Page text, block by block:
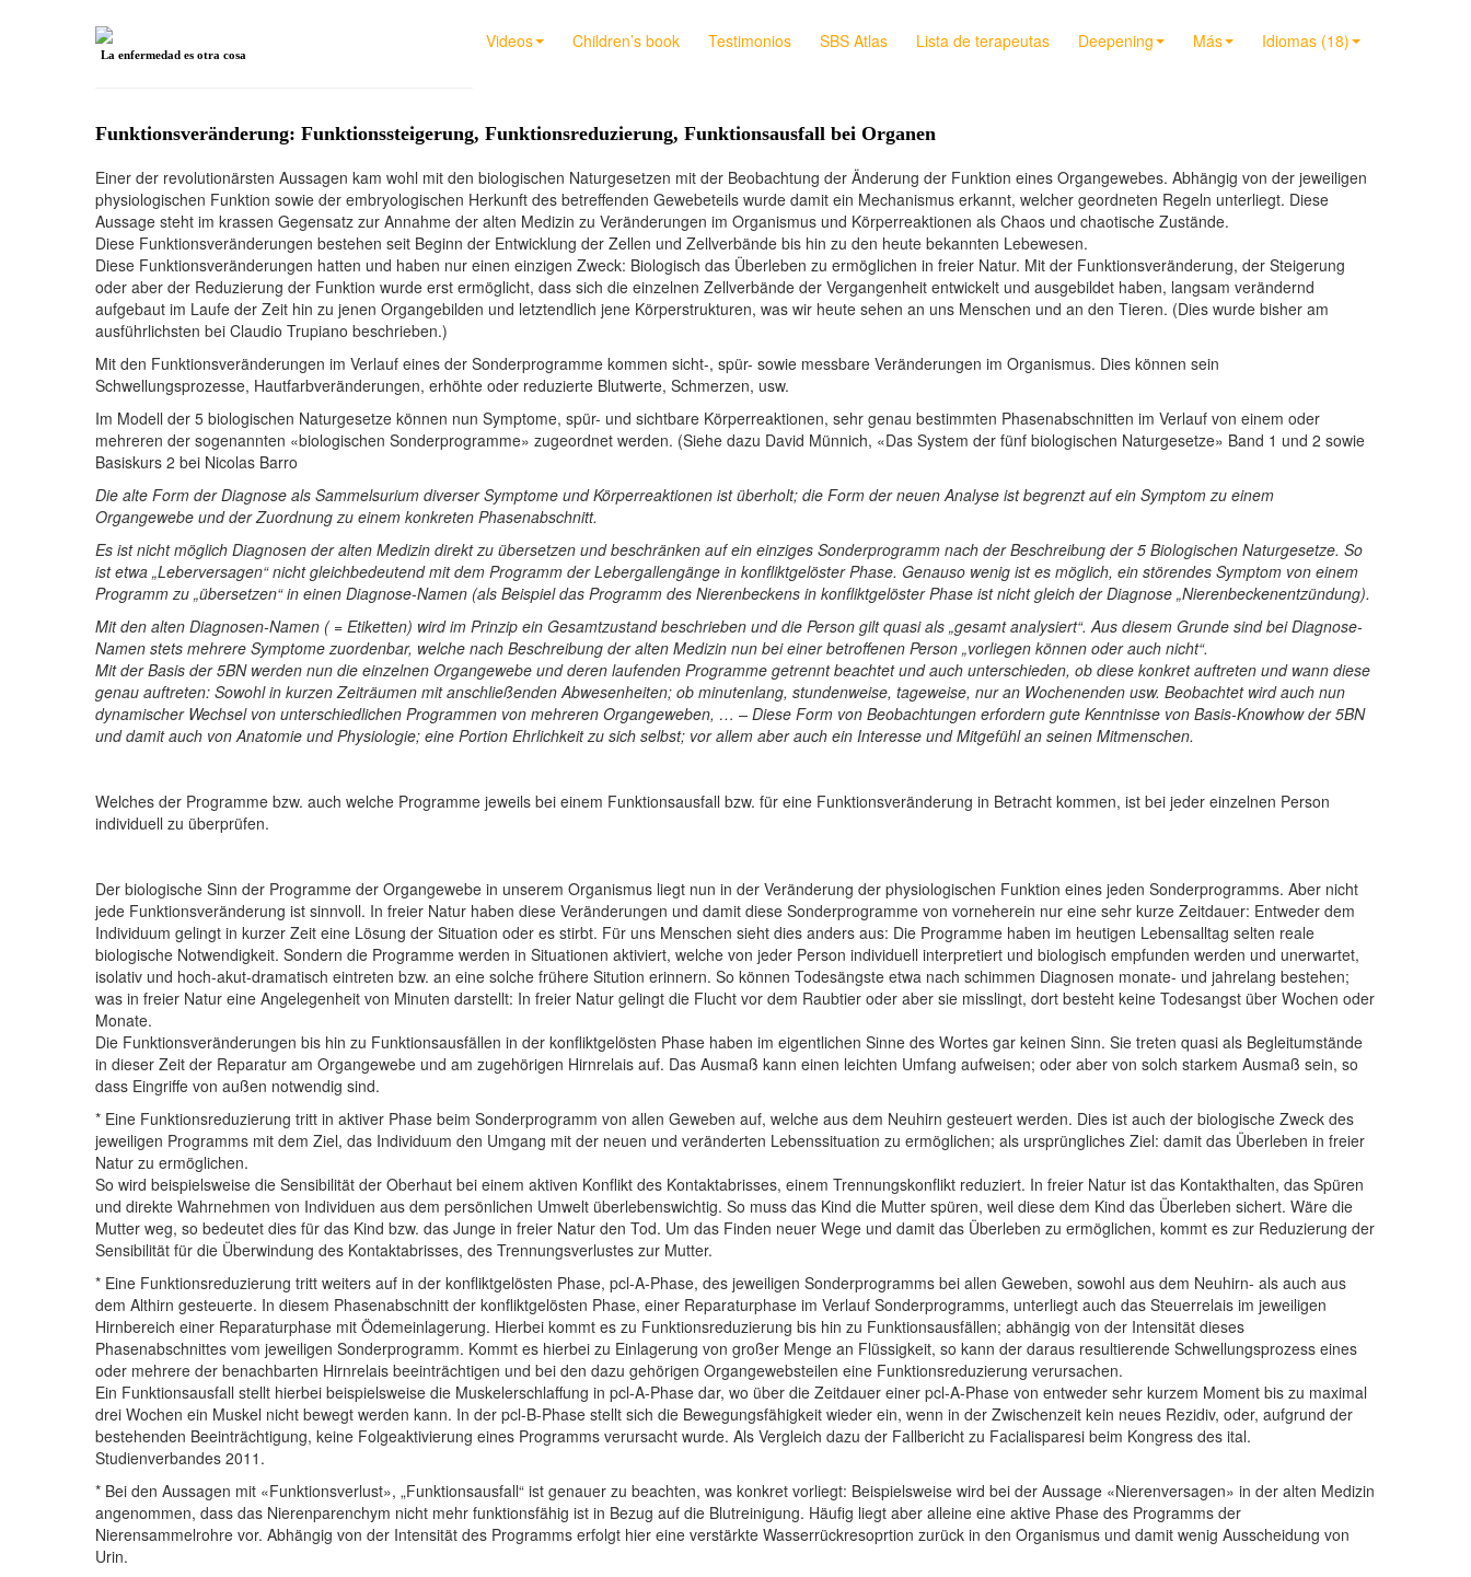
Videos Children’s book Testimonios SBS Atlas Lista de terapeutas Deepening Más Idiomas (18)
La enfermedad es otra cosa
Funktionsveränderung: Funktionssteigerung, Funktionsreduzierung, Funktionsausfall bei Organen
Einer der revolutionärsten Aussagen kam wohl mit den biologischen Naturgesetzen mit der Beobachtung der Änderung der Funktion eines Organgewebes. Abhängig von der jeweiligen
physiologischen Funktion sowie der embryologischen Herkunft des betreffenden Gewebeteils wurde damit ein Mechanismus erkannt, welcher geordneten Regeln unterliegt. Diese
Aussage steht im krassen Gegensatz zur Annahme der alten Medizin zu Veränderungen im Organismus und Körperreaktionen als Chaos und chaotische Zustände.
Diese Funktionsveränderungen bestehen seit Beginn der Entwicklung der Zellen und Zellverbände bis hin zu den heute bekannten Lebewesen.
Diese Funktionsveränderungen hatten und haben nur einen einzigen Zweck: Biologisch das Überleben zu ermöglichen in freier Natur. Mit der Funktionsveränderung, der Steigerung
oder aber der Reduzierung der Funktion wurde erst ermöglicht, dass sich die einzelnen Zellverbände der Vergangenheit entwickelt und ausgebildet haben, langsam verändernd
aufgebaut im Laufe der Zeit hin zu jenen Organgebilden und letztendlich jene Körperstrukturen, was wir heute sehen an uns Menschen und an den Tieren. (Dies wurde bisher am
ausführlichsten bei Claudio Trupiano beschrieben.)
Mit den Funktionsveränderungen im Verlauf eines der Sonderprogramme kommen sicht-, spür- sowie messbare Veränderungen im Organismus. Dies können sein
Schwellungsprozesse, Hautfarbveränderungen, erhöhte oder reduzierte Blutwerte, Schmerzen, usw.
Im Modell der 5 biologischen Naturgesetze können nun Symptome, spür- und sichtbare Körperreaktionen, sehr genau bestimmten Phasenabschnitten im Verlauf von einem oder
mehreren der sogenannten «biologischen Sonderprogramme» zugeordnet werden. (Siehe dazu David Münnich, «Das System der fünf biologischen Naturgesetze» Band 1 und 2 sowie
Basiskurs 2 bei Nicolas Barro
Die alte Form der Diagnose als Sammelsurium diverser Symptome und Körperreaktionen ist überholt; die Form der neuen Analyse ist begrenzt auf ein Symptom zu einem
Organgewebe und der Zuordnung zu einem konkreten Phasenabschnitt.
Es ist nicht möglich Diagnosen der alten Medizin direkt zu übersetzen und beschränken auf ein einziges Sonderprogramm nach der Beschreibung der 5 Biologischen Naturgesetze. So
ist etwa „Leberversagen“ nicht gleichbedeutend mit dem Programm der Lebergallengänge in konfliktgelöster Phase. Genauso wenig ist es möglich, ein störendes Symptom von einem
Programm zu „übersetzen“ in einen Diagnose-Namen (als Beispiel das Programm des Nierenbeckens in konfliktgelöster Phase ist nicht gleich der Diagnose „Nierenbeckenentzündung).
Mit den alten Diagnosen-Namen ( = Etiketten) wird im Prinzip ein Gesamtzustand beschrieben und die Person gilt quasi als „gesamt analysiert“. Aus diesem Grunde sind bei Diagnose-
Namen stets mehrere Symptome zuordenbar, welche nach Beschreibung der alten Medizin nun bei einer betroffenen Person „vorliegen können oder auch nicht“.
Mit der Basis der 5BN werden nun die einzelnen Organgewebe und deren laufenden Programme getrennt beachtet und auch unterschieden, ob diese konkret auftreten und wann diese
genau auftreten: Sowohl in kurzen Zeiträumen mit anschließenden Abwesenheiten; ob minutenlang, stundenweise, tageweise, nur an Wochenenden usw. Beobachtet wird auch nun
dynamischer Wechsel von unterschiedlichen Programmen von mehreren Organgeweben, … – Diese Form von Beobachtungen erfordern gute Kenntnisse von Basis-Knowhow der 5BN
und damit auch von Anatomie und Physiologie; eine Portion Ehrlichkeit zu sich selbst; vor allem aber auch ein Interesse und Mitgefühl an seinen Mitmenschen.
Welches der Programme bzw. auch welche Programme jeweils bei einem Funktionsausfall bzw. für eine Funktionsveränderung in Betracht kommen, ist bei jeder einzelnen Person
individuell zu überprüfen.
Der biologische Sinn der Programme der Organgewebe in unserem Organismus liegt nun in der Veränderung der physiologischen Funktion eines jeden Sonderprogramms. Aber nicht
jede Funktionsveränderung ist sinnvoll. In freier Natur haben diese Veränderungen und damit diese Sonderprogramme von vorneherein nur eine sehr kurze Zeitdauer: Entweder dem
Individuum gelingt in kurzer Zeit eine Lösung der Situation oder es stirbt. Für uns Menschen sieht dies anders aus: Die Programme haben im heutigen Lebensalltag selten reale
biologische Notwendigkeit. Sondern die Programme werden in Situationen aktiviert, welche von jeder Person individuell interpretiert und biologisch empfunden werden und unerwartet,
isolativ und hoch-akut-dramatisch eintreten bzw. an eine solche frühere Sitution erinnern. So können Todesängste etwa nach schimmen Diagnosen monate- und jahrelang bestehen;
was in freier Natur eine Angelegenheit von Minuten darstellt: In freier Natur gelingt die Flucht vor dem Raubtier oder aber sie misslingt, dort besteht keine Todesangst über Wochen oder
Monate.
Die Funktionsveränderungen bis hin zu Funktionsausfällen in der konfliktgelösten Phase haben im eigentlichen Sinne des Wortes gar keinen Sinn. Sie treten quasi als Begleitumstände
in dieser Zeit der Reparatur am Organgewebe und am zugehörigen Hirnrelais auf. Das Ausmaß kann einen leichten Umfang aufweisen; oder aber von solch starkem Ausmaß sein, so
dass Eingriffe von außen notwendig sind.
* Eine Funktionsreduzierung tritt in aktiver Phase beim Sonderprogramm von allen Geweben auf, welche aus dem Neuhirn gesteuert werden. Dies ist auch der biologische Zweck des
jeweiligen Programms mit dem Ziel, das Individuum den Umgang mit der neuen und veränderten Lebenssituation zu ermöglichen; als ursprüngliches Ziel: damit das Überleben in freier
Natur zu ermöglichen.
So wird beispielsweise die Sensibilität der Oberhaut bei einem aktiven Konflikt des Kontaktabrisses, einem Trennungskonflikt reduziert. In freier Natur ist das Kontakthalten, das Spüren
und direkte Wahrnehmen von Individuen aus dem persönlichen Umwelt überlebenswichtig. So muss das Kind die Mutter spüren, weil diese dem Kind das Überleben sichert. Wäre die
Mutter weg, so bedeutet dies für das Kind bzw. das Junge in freier Natur den Tod. Um das Finden neuer Wege und damit das Überleben zu ermöglichen, kommt es zur Reduzierung der
Sensibilität für die Überwindung des Kontaktabrisses, des Trennungsverlustes zur Mutter.
* Eine Funktionsreduzierung tritt weiters auf in der konfliktgelösten Phase, pcl-A-Phase, des jeweiligen Sonderprogramms bei allen Geweben, sowohl aus dem Neuhirn- als auch aus
dem Althirn gesteuerte. In diesem Phasenabschnitt der konfliktgelösten Phase, einer Reparaturphase im Verlauf Sonderprogramms, unterliegt auch das Steuerrelais im jeweiligen
Hirnbereich einer Reparaturphase mit Ödemeinlagerung. Hierbei kommt es zu Funktionsreduzierung bis hin zu Funktionsausfällen; abhängig von der Intensität dieses
Phasenabschnittes vom jeweiligen Sonderprogramm. Kommt es hierbei zu Einlagerung von großer Menge an Flüssigkeit, so kann der daraus resultierende Schwellungsprozess eines
oder mehrere der benachbarten Hirnrelais beeinträchtigen und bei den dazu gehörigen Organgewebsteilen eine Funktionsreduzierung verursachen.
Ein Funktionsausfall stellt hierbei beispielsweise die Muskelerschlaffung in pcl-A-Phase dar, wo über die Zeitdauer einer pcl-A-Phase von entweder sehr kurzem Moment bis zu maximal
drei Wochen ein Muskel nicht bewegt werden kann. In der pcl-B-Phase stellt sich die Bewegungsfähigkeit wieder ein, wenn in der Zwischenzeit kein neues Rezidiv, oder, aufgrund der
bestehenden Beeinträchtigung, keine Folgeaktivierung eines Programms verursacht wurde. Als Vergleich dazu der Fallbericht zu Facialisparesi beim Kongress des ital.
Studienverbandes 2011.
* Bei den Aussagen mit «Funktionsverlust», „Funktionsausfall“ ist genauer zu beachten, was konkret vorliegt: Beispielsweise wird bei der Aussage «Nierenversagen» in der alten Medizin
angenommen, dass das Nierenparenchym nicht mehr funktionsfähig ist in Bezug auf die Blutreinigung. Häufig liegt aber alleine eine aktive Phase des Programms der
Nierensammelrohre vor. Abhängig von der Intensität des Programms erfolgt hier eine verstärkte Wasserrückresoprtion zurück in den Organismus und damit wenig Ausscheidung von
Urin.